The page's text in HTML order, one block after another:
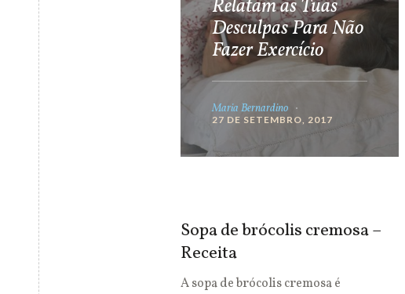
Relatam as Tuas
Desculpas Para Não
Fazer Exercício
Maria Bernardino
27 DE SETEMBRO, 2017
Sopa de brócolis cremosa –
Receita
A sopa de brócolis cremosa é